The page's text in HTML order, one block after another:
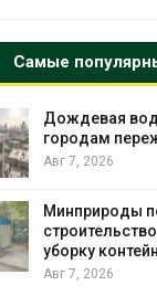
Самые
вода с
7, 2026
7, 2026